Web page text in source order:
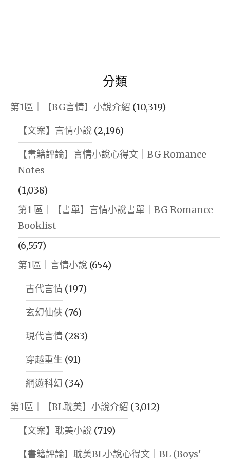
分類
第1區｜【BG言情】小說介紹 (10,319)
【文案】言情小說 (2,196)
【書籍評論】言情小說心得文｜BG Romance
Notes
(1,038)
第1 區｜【書單】言情小說書單｜BG Romance
Booklist
(6,557)
第1區｜言情小說 (654)
古代言情 (197)
玄幻仙俠 (76)
現代言情 (283)
穿越重生 (91)
網遊科幻 (34)
第1區｜【BL耽美】小說介紹 (3,012)
【文案】耽美小說 (719)
【書籍評論】耽美BL小說心得文｜BL (Boys'